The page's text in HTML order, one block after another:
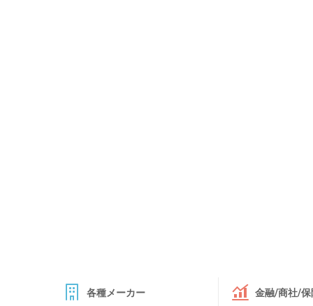
各種メーカー 金融/商社/保